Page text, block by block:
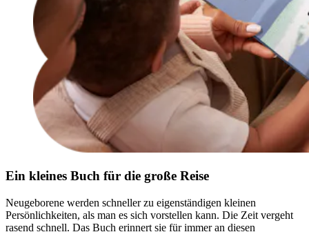
Ein kleines Buch für die große Reise
Neugeborene werden schneller zu eigenständigen kleinen
Persönlichkeiten, als man es sich vorstellen kann. Die Zeit vergeht
rasend schnell. Das Buch erinnert sie für immer an diesen